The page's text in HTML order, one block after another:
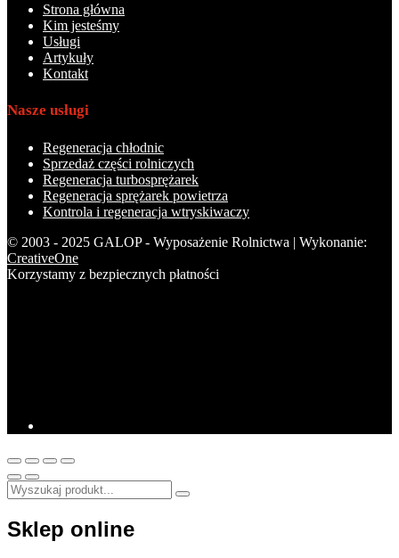
Strona główna
Kim jesteśmy
Usługi
Artykuły
Kontakt
Nasze usługi
Regeneracja chłodnic
Sprzedaż części rolniczych
Regeneracja turbosprężarek
Regeneracja sprężarek powietrza
Kontrola i regeneracja wtryskiwaczy
© 2003 - 2025 GALOP - Wyposażenie Rolnictwa | Wykonanie:
CreativeOne
Korzystamy z bezpiecznych płatności
Sklep online